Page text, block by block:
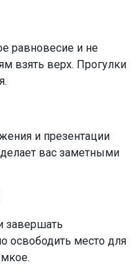
равновесие и не
взять верх. Прогулки
и презентации
вас заметными
завершать
освободить место для